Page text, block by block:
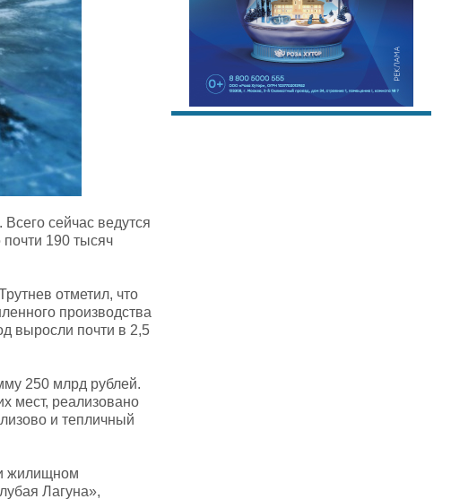
сейчас ведутся
190 тысяч
отметил, что
производства
выросли почти в 2,5
250 млрд рублей.
мест, реализовано
и тепличный
жилищном
Лагуна»,